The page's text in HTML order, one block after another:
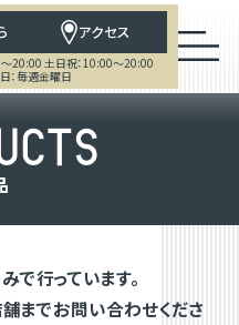
アクセス
20:00 土日祝：10:00～20:00
：毎週金曜日
CTS
行っています。
までお問い合わせくださ